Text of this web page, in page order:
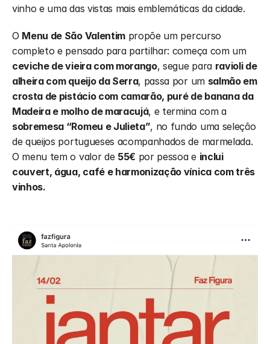
vinho e uma das vistas mais emblemáticas da cidade.
O Menu de São Valentim propõe um percurso
completo e pensado para partilhar: começa com um
ceviche de vieira com morango, segue para ravioli de
alheira com queijo da Serra, passa por um salmão em
crosta de pistácio com camarão, puré de banana da
Madeira e molho de maracujá
, e termina com a
sobremesa “Romeu e Julieta”, no fundo uma seleção
de queijos portugueses acompanhados de marmelada.
O menu tem o valor de 55€ por pessoa e inclui
couvert, água, café e harmonização vínica com três
vinhos.